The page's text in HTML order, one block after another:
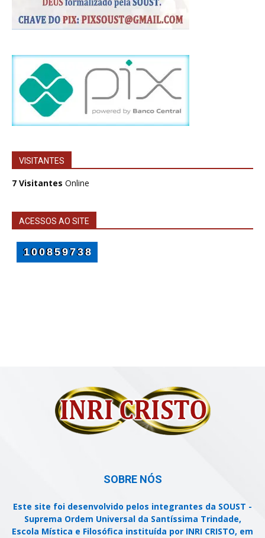
VISITANTES
7 Visitantes Online
ACESSOS AO SITE
SOBRE NÓS
Este site foi desenvolvido pelos integrantes da SOUST -
Suprema Ordem Universal da Santíssima Trindade,
Escola Mística e Filosófica instituída por INRI CRISTO, em